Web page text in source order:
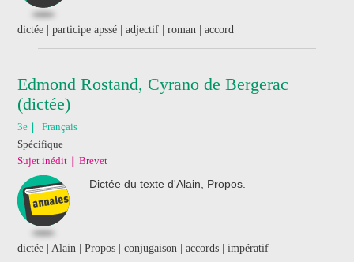
dictée | participe apssé | adjectif | roman | accord
Edmond Rostand, Cyrano de Bergerac
(dictée)
3e
Français
Spécifique
Sujet inédit
Brevet
Dictée du texte d'Alain, Propos.
dictée | Alain | Propos | conjugaison | accords | impératif